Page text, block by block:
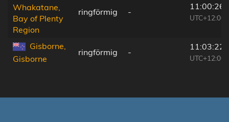
Whakatane,
Bay of Plenty
Region
ringförmig -
11:00:26
UTC+12:00
Gisborne,
Gisborne
ringförmig -
11:03:22
UTC+12:00